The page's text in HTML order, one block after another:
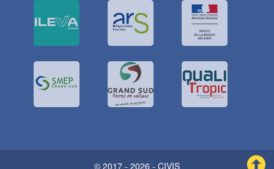
© 2017 - 2026 - CIVIS